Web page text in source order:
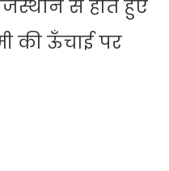
से होते हुए
की ऊँचाई पर